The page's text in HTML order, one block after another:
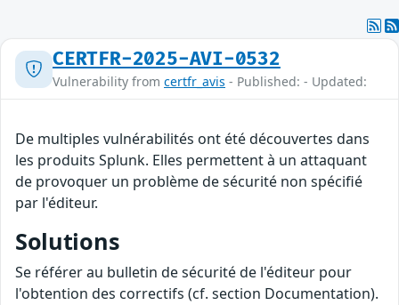
CERTFR-2025-AVI-0532
Vulnerability from certfr_avis - Published: - Updated:
De multiples vulnérabilités ont été découvertes dans
les produits Splunk. Elles permettent à un attaquant
de provoquer un problème de sécurité non spécifié
par l'éditeur.
Solutions
Se référer au bulletin de sécurité de l'éditeur pour
l'obtention des correctifs (cf. section Documentation).